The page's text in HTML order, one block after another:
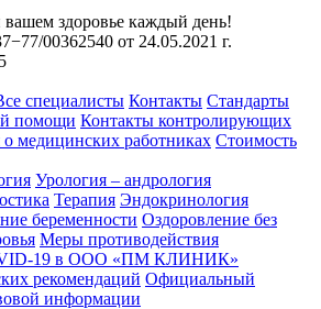
здоровье каждый день!
00362540 от 24.05.2021 г.
специалисты Контакты Стандарты
помощи Контакты контролирующих
медицинских работниках Стоимость
Урология – андрология
Терапия Эндокринология
беременности Оздоровление без
Меры противодействия
19 в ООО «ПМ КЛИНИК»
рекомендаций Официальный
информации